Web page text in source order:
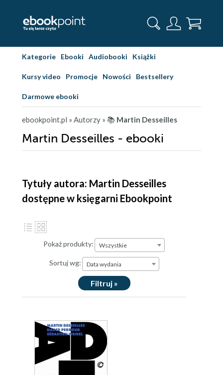
Kategorie Ebooki Audiobooki Książki
Kursy video Promocje Nowości Bestsellery
Darmowe ebooki
ebookpoint.pl » Autorzy » 📚 Martin Desseilles
Martin Desseilles - ebooki
Tytuły autora: Martin Desseilles
dostępne w księgarni Ebookpoint
Pokaż produkty: Wszystkie
Sortuj wg: Data wydania
Filtruj »